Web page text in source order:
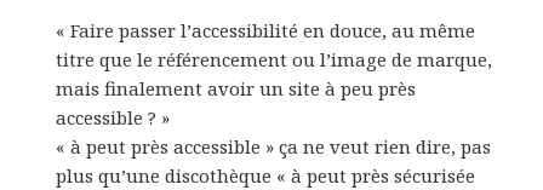
« Faire passer l’accessibilité en douce, au même
titre que le référencement ou l’image de marque,
mais finalement avoir un site à peu près
accessible ? »
« à peut près accessible » ça ne veut rien dire, pas
plus qu’une discothèque « à peut près sécurisée